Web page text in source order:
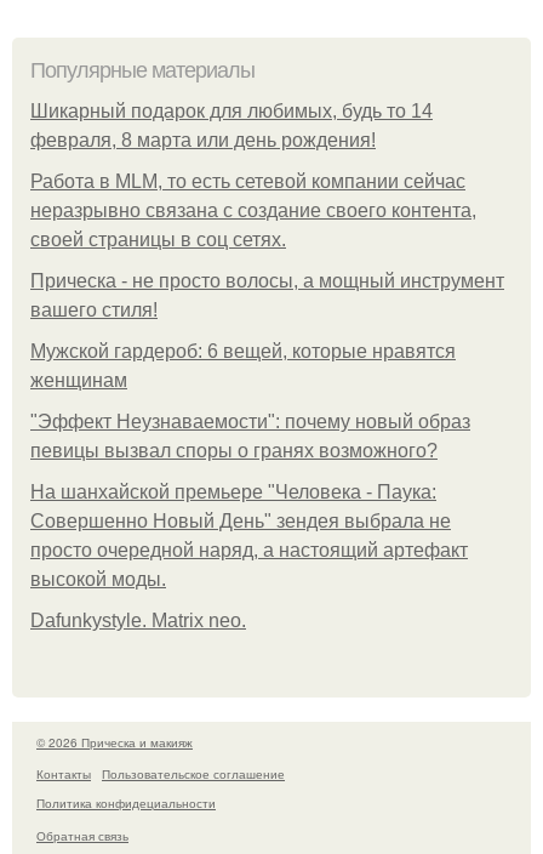
Популярные материалы
Шикарный подарок для любимых, будь то 14
февраля, 8 марта или день рождения!
Работа в MLM, то есть сетевой компании сейчас
неразрывно связана с создание своего контента,
своей страницы в соц сетях.
Прическа - не просто волосы, а мощный инструмент
вашего стиля!
Мужской гардероб: 6 вещей, которые нравятся
женщинам
"Эффект Неузнаваемости": почему новый образ
певицы вызвал споры о гранях возможного?
На шанхайской премьере "Человека - Паука:
Совершенно Новый День" зендея выбрала не
просто очередной наряд, а настоящий артефакт
высокой моды.
Dafunkystyle. Matrix neo.
© 2026 Прическа и макияж
Контакты
Пользовательское соглашение
Политика конфидециальности
Обратная связь